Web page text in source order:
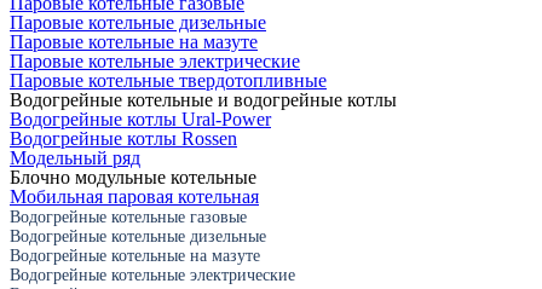
Паровые котельные дизельные
Паровые котельные на мазуте
Паровые котельные электрические
Паровые котельные твердотопливные
Водогрейные котельные и водогрейные котлы
Водогрейные котлы Ural-Power
Водогрейные котлы Rossen
Модельный ряд
Блочно модульные котельные
Мобильная паровая котельная
Водогрейные котельные газовые
Водогрейные котельные дизельные
Водогрейные котельные на мазуте
Водогрейные котельные электрические